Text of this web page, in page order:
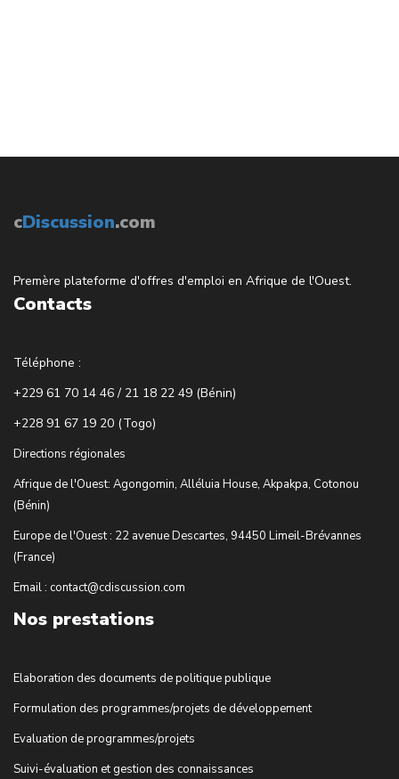
cDiscussion.com
Premère plateforme d'offres d'emploi en Afrique de l'Ouest.
Contacts
Téléphone :
+229 61 70 14 46 / 21 18 22 49 (Bénin)
+228 91 67 19 20 (Togo)
Directions régionales
Afrique de l'Ouest: Agongomin, Alléluia House, Akpakpa, Cotonou
(Bénin)
Europe de l'Ouest : 22 avenue Descartes, 94450 Limeil-Brévannes
(France)
Email : contact@cdiscussion.com
Nos prestations
Elaboration des documents de politique publique
Formulation des programmes/projets de développement
Evaluation de programmes/projets
Suivi-évaluation et gestion des connaissances